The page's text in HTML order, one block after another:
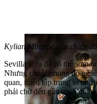
Kylian Mbappe vẫn chiến
Sevilla lẽ ra đã có thể sớm
Nhưng chuỗi phong độ
quan, thiếu tập trung vì
phải chờ đến gần vạch đích